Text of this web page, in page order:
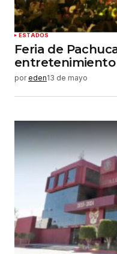
ESTADOS
Feria de
entretenimiento
por eden13 de mayo